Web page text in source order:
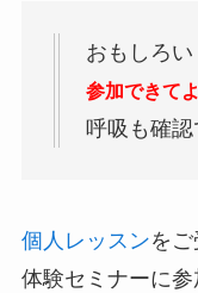
おもしろい
参加できて
呼吸も確認
個人レッスンを
体験セミナーに参